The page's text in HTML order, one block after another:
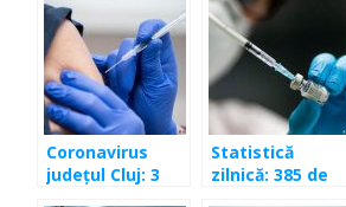
Coronavirus
județul Cluj: 3
Statistică
zilnică: 385 de